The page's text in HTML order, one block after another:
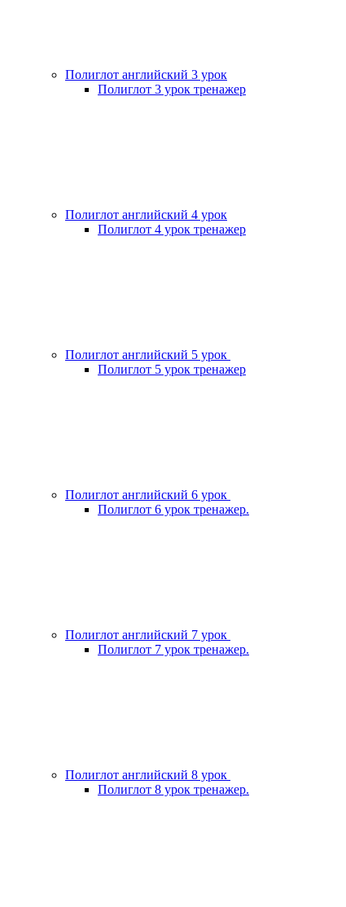
Полиглот английский 3 урок
Полиглот 3 урок тренажер
Полиглот английский 4 урок
Полиглот 4 урок тренажер
Полиглот английский 5 урок
Полиглот 5 урок тренажер
Полиглот английский 6 урок
Полиглот 6 урок тренажер.
Полиглот английский 7 урок
Полиглот 7 урок тренажер.
Полиглот английский 8 урок
Полиглот 8 урок тренажер.